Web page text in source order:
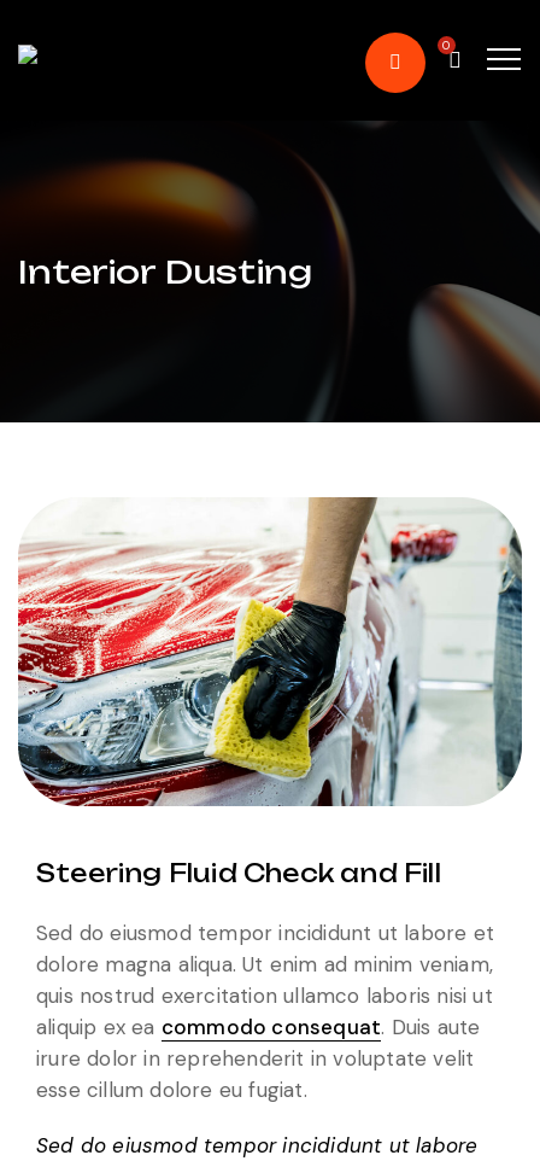
0
Interior Dusting
Steering Fluid Check and Fill
Sed do eiusmod tempor incididunt ut labore et
dolore magna aliqua. Ut enim ad minim veniam,
quis nostrud exercitation ullamco laboris nisi ut
aliquip ex ea commodo consequat. Duis aute
irure dolor in reprehenderit in voluptate velit
esse cillum dolore eu fugiat.
Sed do eiusmod tempor incididunt ut labore